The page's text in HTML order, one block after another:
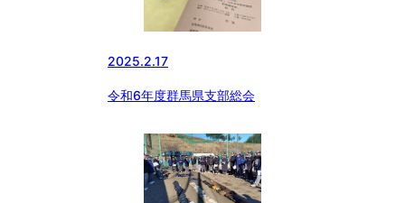
2025.2.17
令和6年度群馬県支部総会